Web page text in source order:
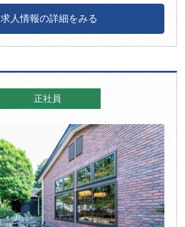
求人情報の詳細をみる
正社員